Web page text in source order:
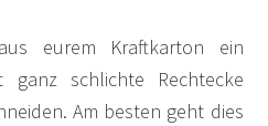
eurem Kraftkarton ein
ganz schlichte Rechtecke
Am besten geht dies